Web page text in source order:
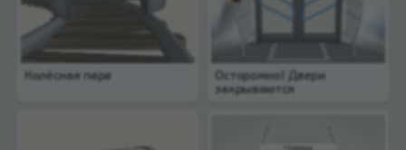
Колёсная пара
Осторожно! Двери
закрываются